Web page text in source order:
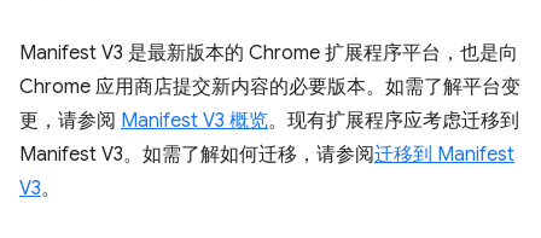
Manifest V3 是最新版本的 Chrome 扩展程序平台，也是向
Chrome 应用商店提交新内容的必要版本。如需了解平台变
更，请参阅 Manifest V3 概览。现有扩展程序应考虑迁移到
Manifest V3。如需了解如何迁移，请参阅迁移到 Manifest
V3。